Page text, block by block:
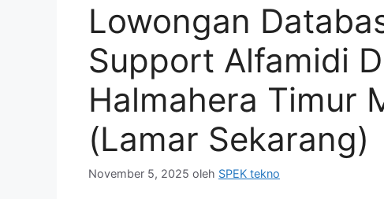
Lowongan
Support Alfamidi
Halmahera Timur
(Lamar Sekarang)
November 5, 2025 oleh SPEK tekno